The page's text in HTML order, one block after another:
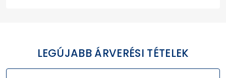
LEGÚJABB ÁRVERÉSI TÉTELEK